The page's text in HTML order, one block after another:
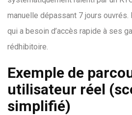
manuelle dépassant 7 jours ouvrés.
qui a besoin d’accès rapide à ses
rédhibitoire.
Exemple de
utilisateur réel
simplifié)